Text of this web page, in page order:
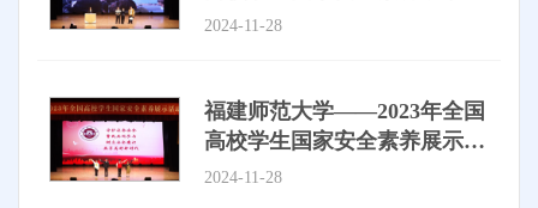
动
2024-11-28
福建师范大学——2023年全国
高校学生国家安全素养展示活
动
2024-11-28